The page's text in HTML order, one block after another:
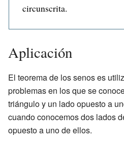
circunscrita.
Aplicación
El teorema de los senos es
problemas en los que se
triángulo y un lado opuesto a
cuando conocemos dos lados
opuesto a uno de ellos.